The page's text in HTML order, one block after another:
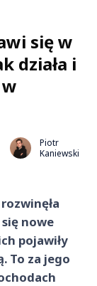
się w
działa i
Piotr
Kaniewski
nowe
pojawiły
To za jego